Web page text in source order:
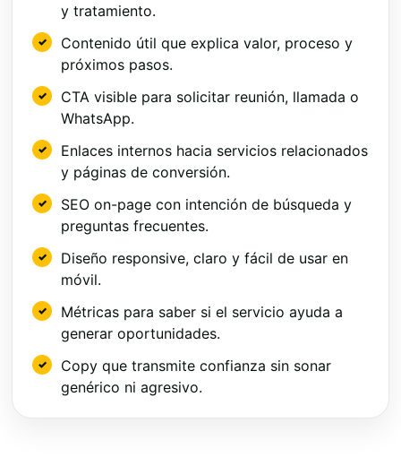
y tratamiento.
Contenido útil que explica valor, proceso y
próximos pasos.
CTA visible para solicitar reunión, llamada o
WhatsApp.
Enlaces internos hacia servicios relacionados
y páginas de conversión.
SEO on-page con intención de búsqueda y
preguntas frecuentes.
Diseño responsive, claro y fácil de usar en
móvil.
Métricas para saber si el servicio ayuda a
generar oportunidades.
Copy que transmite confianza sin sonar
genérico ni agresivo.